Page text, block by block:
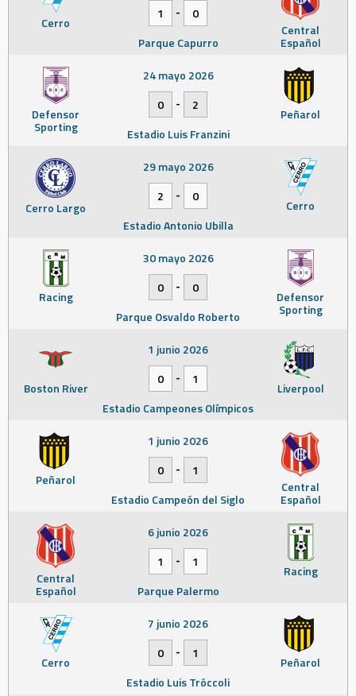
Cerro Central
Español
1
-
0
Parque Capurro
Defensor
Sporting
Peñarol
24 mayo 2026
0
-
2
Estadio Luis Franzini
Cerro Largo Cerro
29 mayo 2026
2
-
0
Estadio Antonio Ubilla
Racing Defensor
Sporting
30 mayo 2026
0
-
0
Parque Osvaldo Roberto
Boston River Liverpool
1 junio 2026
0
-
1
Estadio Campeones Olímpicos
Peñarol Central
Español
1 junio 2026
0
-
1
Estadio Campeón del Siglo
Central
Español
Racing
6 junio 2026
1
-
1
Parque Palermo
Cerro Peñarol
7 junio 2026
0
-
1
Estadio Luis Tróccoli